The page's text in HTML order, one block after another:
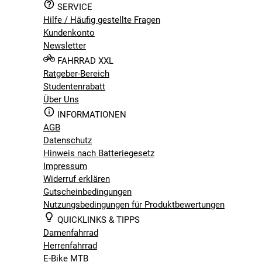
Federung
Mit Starrgabel
Gänge
24 - Gänge
Geschlecht
Herren
Marke
Cube
Radgröße
28 Zoll
Rahmenmaterial
Carbon
Saison
2026
Schaltart
Kettenschaltung
Bitte beachte, dass es zu Abweichungen zwischen den
Bitte beachte, dass es zu Abweichungen zwischen den
SERVICE
Hilfe / Häufig gestellte Fragen
Kundenkonto
Newsletter
FAHRRAD XXL
Ratgeber-Bereich
Studentenrabatt
Über Uns
INFORMATIONEN
AGB
Datenschutz
Hinweis nach Batteriegesetz
Impressum
Widerruf erklären
Gutscheinbedingungen
Nutzungsbedingungen für Produktbewertungen
QUICKLINKS & TIPPS
Damenfahrrad
Herrenfahrrad
E-Bike MTB